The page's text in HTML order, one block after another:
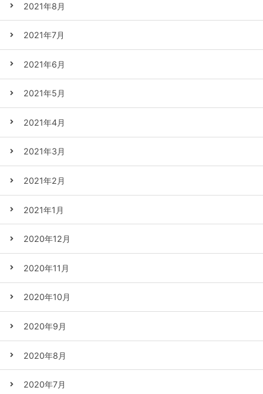
2021年8月
2021年7月
2021年6月
2021年5月
2021年4月
2021年3月
2021年2月
2021年1月
2020年12月
2020年11月
2020年10月
2020年9月
2020年8月
2020年7月